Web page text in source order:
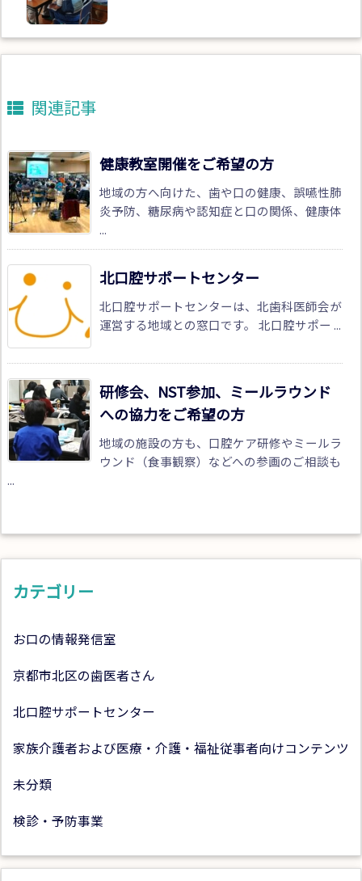
関連記事
健康教室開催をご希望の方
地域の方へ向けた、歯や口の健康、誤嚥性肺
炎予防、糖尿病や認知症と口の関係、健康体
...
北口腔サポートセンター
北口腔サポートセンターは、北歯科医師会が
運営する地域との窓口です。 北口腔サポー ...
研修会、NST参加、ミールラウンド
への協力をご希望の方
地域の施設の方も、口腔ケア研修やミールラ
ウンド（食事観察）などへの参画のご相談も
...
カテゴリー
お口の情報発信室
京都市北区の歯医者さん
北口腔サポートセンター
家族介護者および医療・介護・福祉従事者向けコンテンツ
未分類
検診・予防事業